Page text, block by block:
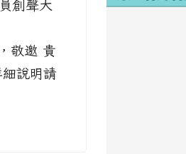
創聲大
敬邀 貴
說明請